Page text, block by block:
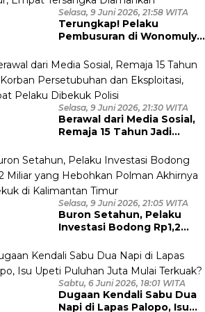
Selasa, 9 Juni 2026, 21:58 WITA
Terungkap! Pelaku
Pembusuran di Wonomulyo
Bawah Umur, Empat
Tersangka Diamankan
Selasa, 9 Juni 2026, 21:30 WITA
Berawal dari Media Sosial,
Remaja 15 Tahun Jadi
Eksploitasi, Empat Pelaku
Dibekuk Polisi
Selasa, 9 Juni 2026, 21:05 WITA
Buron Setahun, Pelaku
Investasi Bodong Rp1,2
Polman Akhirnya Dibekuk
di Kalimantan Timur
Sabtu, 6 Juni 2026, 18:01 WITA
Dugaan Kendali Sabu Dua
Napi di Lapas Palopo, Isu